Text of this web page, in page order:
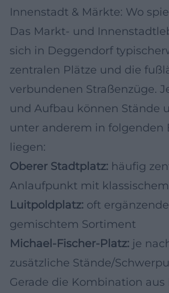
Innenstadt & Märkte: Wo
Das Markt- und
sich in Deggendorf
zentralen Plätze und die
verbundenen Straßenzüge.
und Aufbau können Stände
unter anderem in folgenden
liegen:
Oberer Stadtplatz: häufig
Anlaufpunkt mit
Luitpoldplatz: oft
gemischtem Sortiment
Michael-Fischer-Platz: je
zusätzliche Stände/
Gerade die Kombination